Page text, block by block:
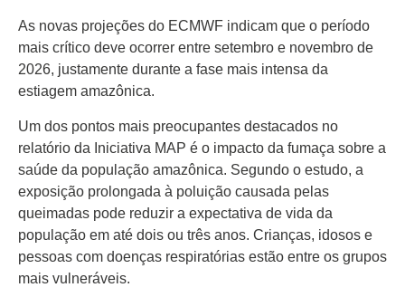
As novas projeções do ECMWF indicam que o período
mais crítico deve ocorrer entre setembro e novembro de
2026, justamente durante a fase mais intensa da
estiagem amazônica.
Um dos pontos mais preocupantes destacados no
relatório da Iniciativa MAP é o impacto da fumaça sobre a
saúde da população amazônica. Segundo o estudo, a
exposição prolongada à poluição causada pelas
queimadas pode reduzir a expectativa de vida da
população em até dois ou três anos. Crianças, idosos e
pessoas com doenças respiratórias estão entre os grupos
mais vulneráveis.